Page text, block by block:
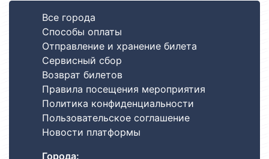
Все города
Способы оплаты
Отправление и хранение билета
Сервисный сбор
Возврат билетов
Правила посещения мероприятия
Политика конфиденциальности
Пользовательское соглашение
Новости платформы
Города: